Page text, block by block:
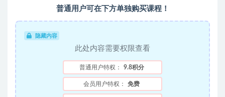
普通用户可在下方单独购买课程！
隐藏内容
此处内容需要权限查看
普通用户特权： 9.8积分
会员用户特权： 免费